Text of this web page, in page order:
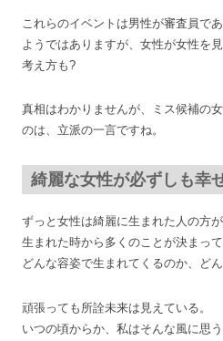
これらのイベントは男性が審査員で
ようではありますが、女性が女性を
考え方も?
真相はわかりませんが、ミス候補の
のは、立派の一言ですね。
綺麗な女性が必ずしも幸
ずっと女性は綺麗に生まれた人の方
生まれた時から多くのことが決まって
どんな容姿で生まれてくるのか、ど
頑張っても所詮未来は見えている。
いつの頃からか、私はそんな風に思